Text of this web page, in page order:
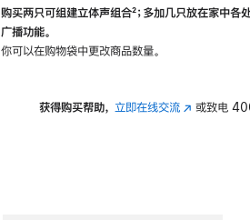
购买两只可组建立体声组合脚
²；多加几只放在家中各
广播功能。
你可以在购物袋中更改商品数量。
获得购买帮助， 立即在线交流(在 或致电